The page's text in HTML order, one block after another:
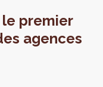
premier
agences